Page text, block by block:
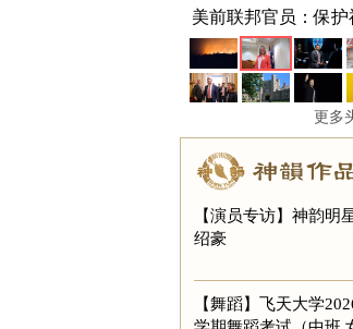
帕特尔：FBI正全面
更多
【演员专访】神韵明
绍豪
【舞蹈】飞天大学